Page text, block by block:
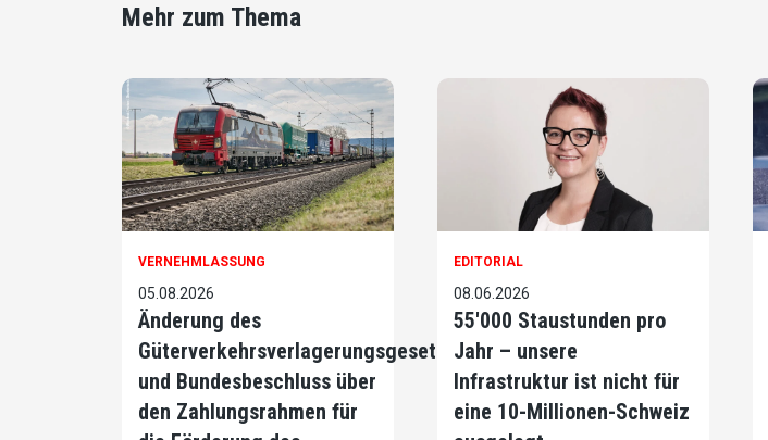
Mehr zum Thema
VERNEHMLASSUNG
05.08.2026
Änderung des
Güterverkehrsverlagerungsgesetzes
und Bundesbeschluss über
den Zahlungsrahmen für
EDITORIAL
08.06.2026
55'000 Staustunden pro
Jahr – unsere
Infrastruktur ist nicht für
eine 10-Millionen-Schweiz